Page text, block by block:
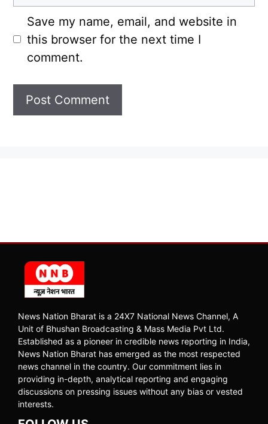
Save my name, email, and website in
this browser for the next time I
comment.
News Nation Bharat is a 24X7 National News Channel, A
Unit of Bhushan Broadcasting & Mass Media Pvt Ltd.
Established as a pioneer in credible news reporting in India,
News Nation Bharat has emerged as the most respected
news channel in the country. Our commitment lies in
providing in-depth, analytical reporting and engaging
discussions on pressing issues without any bias or vested
interests.